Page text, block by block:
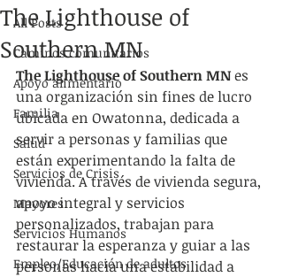
All Posts
Caminos comunitarios
Apoyo alimentario
Familia
Salud
Servicios de Crisis
Mayores
Servicios Humanos
Empleo/Educación de adultos
The Lighthouse of
Southern MN
The Lighthouse of Southern MN es
una organización sin fines de lucro
ubicada en Owatonna, dedicada a
servir a personas y familias que
están experimentando la falta de
vivienda. A través de vivienda segura,
apoyo integral y servicios
personalizados, trabajan para
restaurar la esperanza y guiar a las
personas hacia una estabilidad a